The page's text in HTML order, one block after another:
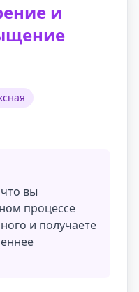
и
вы
процессе
и получаете